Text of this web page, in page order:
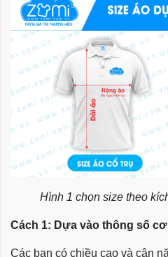
Hình 1 chọn size theo
Cách 1: Dựa vào thông số
Các bạn có chiều cao và cân